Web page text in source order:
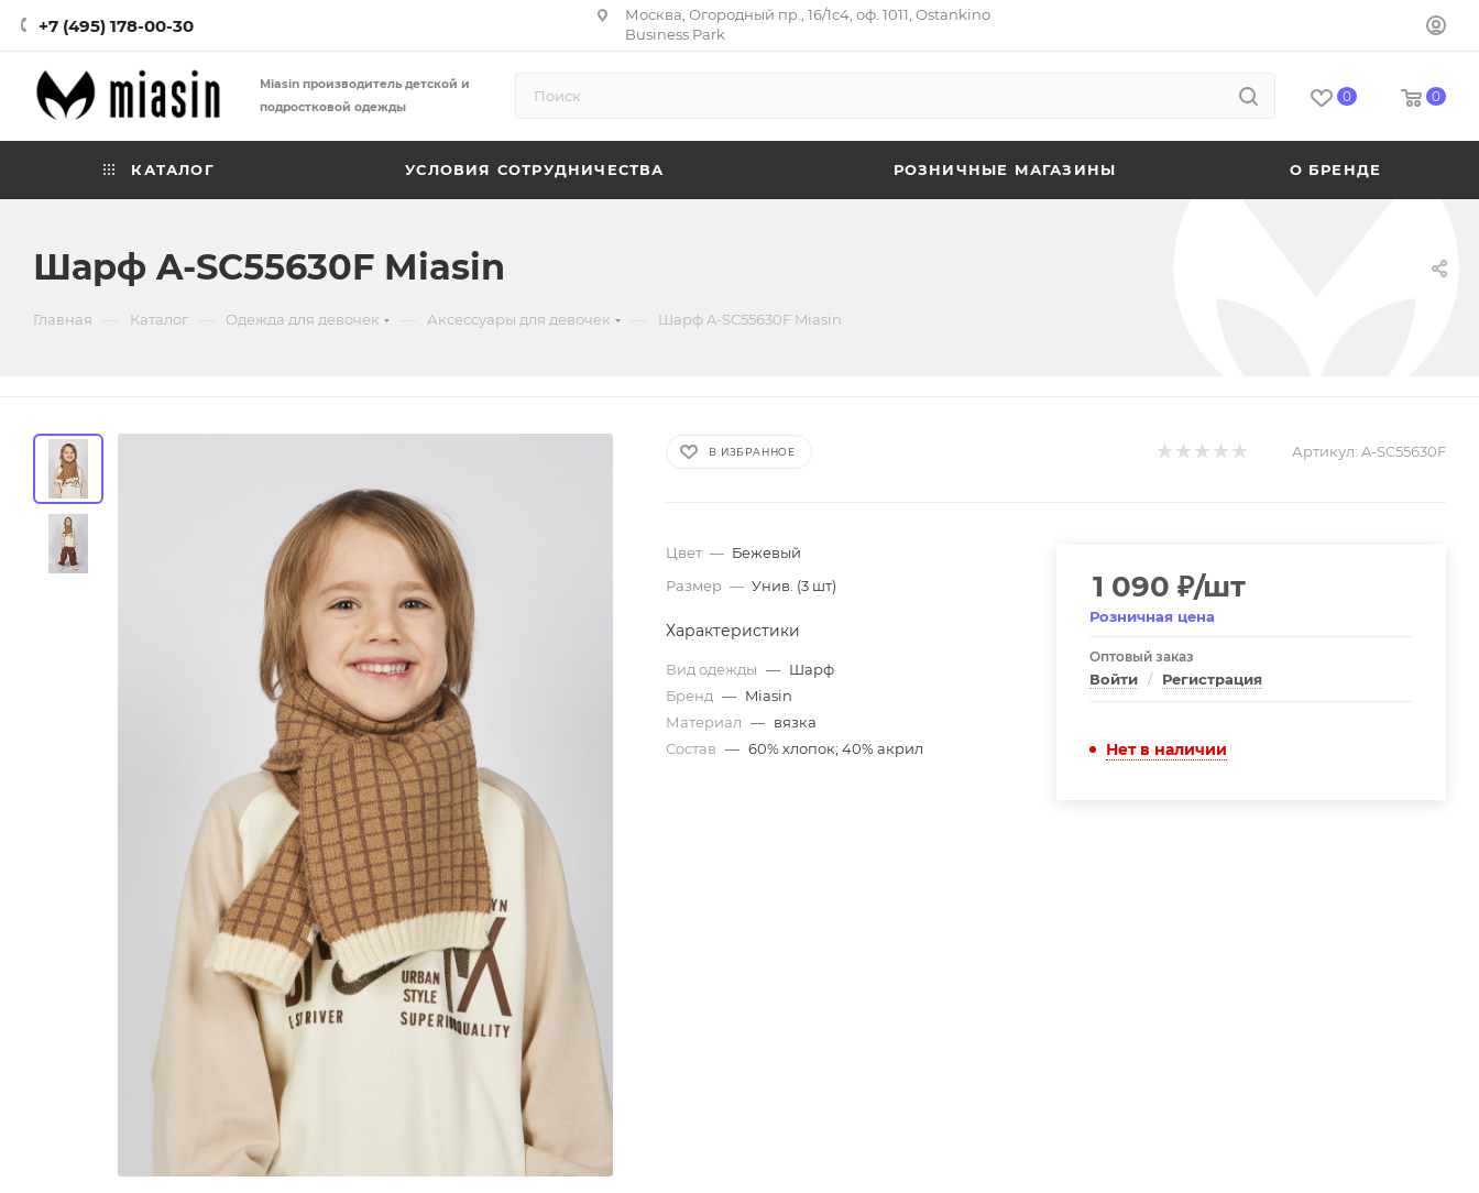
+7 (495) 178-00-30
Москва, Огородный пр., 16/1с4, оф. 1011, Ostankino
Business Park
Miasin производитель детской и
подростковой одежды
0 0
КАТАЛОГ УСЛОВИЯ СОТРУДНИЧЕСТВА РОЗНИЧНЫЕ МАГАЗИНЫ О БРЕНДЕ
Шарф A-SC55630F Miasin
Главная Каталог Одежда для девочек Аксессуары для девочек Шарф A-SC55630F Miasin
В ИЗБРАННОЕ Артикул: A-SC55630F
Цвет — Бежевый
Размер — Унив. (3 шт)
Характеристики
Вид одежды — Шарф
Бренд — Miasin
Материал — вязка
Состав — 60% хлопок; 40% акрил
1 090 ₽/шт
Розничная цена
Оптовый заказ
Войти / Регистрация
Нет в наличии